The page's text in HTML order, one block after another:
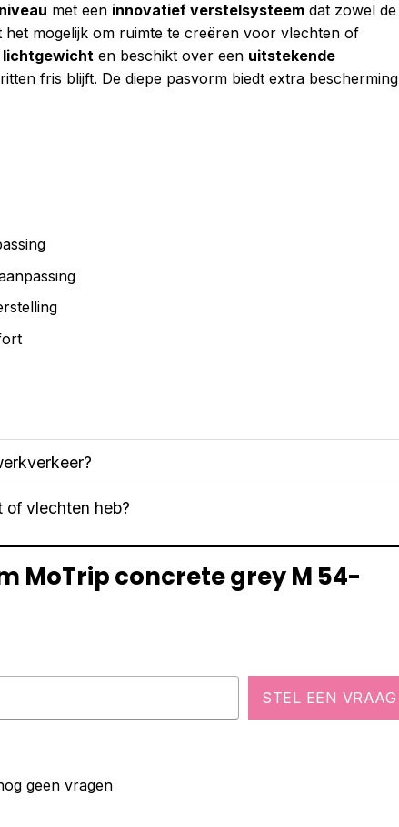
met een innovatief verstelsysteem dat zowel de
het mogelijk om ruimte te creëren voor vlechten of
lichtgewicht en beschikt over een uitstekende
fris blijft. De diepe pasvorm biedt extra bescherming
of vlechten heb?
MoTrip concrete grey M 54-
STEL EEN VRAAG
geen vragen